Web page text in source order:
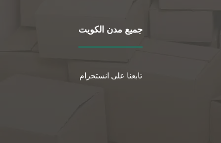
جميع مدن الكويت
تابعنا على انستجرام